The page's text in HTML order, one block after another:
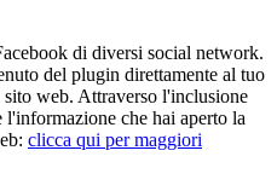
di diversi social network.
del plugin direttamente al tuo
web. Attraverso l'inclusione
che hai aperto la
clicca qui per maggiori